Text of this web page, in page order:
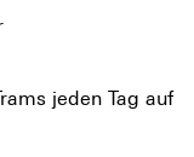
jeden Tag auf